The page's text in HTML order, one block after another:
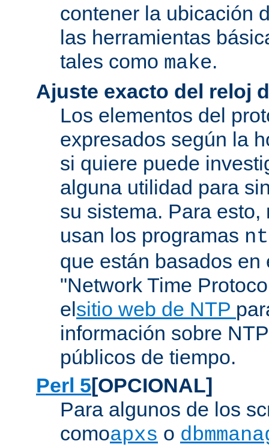
contener la ubicación
las herramientas
tales como make.
Ajuste exacto del reloj
Los elementos del
expresados según la
si quiere puede
alguna utilidad para
su sistema. Para esto,
usan los programas
que están basados en
"Network Time
elsitio web de NTP
información sobre
públicos de tiempo.
Perl 5[OPCIONAL]
Para algunos de los
comoapxs o